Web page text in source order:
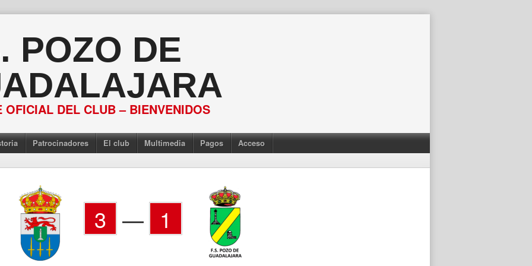
POZO DE
OFICIAL DEL CLUB – BIENVENIDOS
Patrocinadores El club Multimedia Pagos Acceso
3 — 1